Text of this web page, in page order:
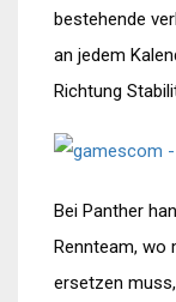
bestehende
an jedem
Richtung
Bei Panther
Rennteam, wo
ersetzen